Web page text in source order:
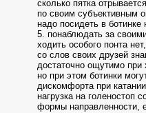
сколько пятка
по своим субъективным
надо посидеть в ботинке
5. понаблюдать за
ходить особого понта
со слов своих друзей
достаточно ощутимо при
но при этом ботинки
дискомфорта при
нагрузка на голеностоп
формы направленности,